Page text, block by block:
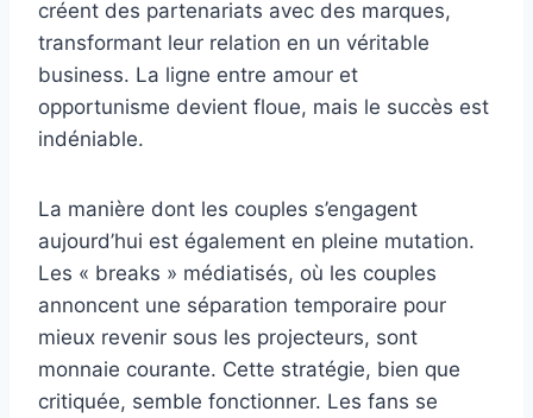
créent des partenariats avec des marques,
transformant leur relation en un véritable
business. La ligne entre amour et
opportunisme devient floue, mais le succès est
indéniable.
La manière dont les couples s’engagent
aujourd’hui est également en pleine mutation.
Les « breaks » médiatisés, où les couples
annoncent une séparation temporaire pour
mieux revenir sous les projecteurs, sont
monnaie courante. Cette stratégie, bien que
critiquée, semble fonctionner. Les fans se